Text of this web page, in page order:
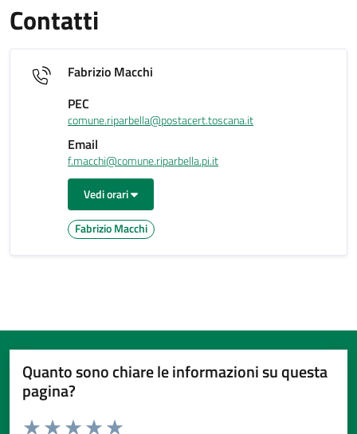
Contatti
Fabrizio Macchi
PEC
comune.riparbella@postacert.toscana.it
Email
f.macchi@comune.riparbella.pi.it
Vedi orari
Fabrizio Macchi
Quanto sono chiare le informazioni su questa
pagina?
Valuta da 1 a 5 stelle la pagina